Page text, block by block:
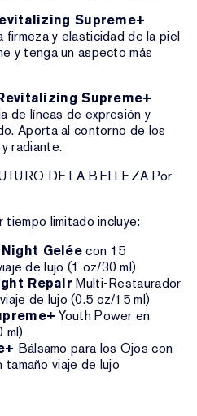
Supreme+
firmeza y elasticidad de la piel
y tenga un aspecto más
Supreme+
de líneas de expresión y
Aporta al contorno de los
radiante.
DE LA BELLEZA Por
limitado incluye:
Geléecon 15
de lujo (1 oz/30 ml)
Repair Multi-Restaurador
de lujo (0.5 oz/15 ml)
Youth Power en
ml)
Bálsamo para los Ojos con
viaje de lujo